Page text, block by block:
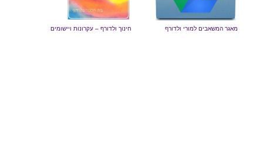
חינוך ולדורף – עקרונות ויישומים מאגר המשאבים למורי ולדורף